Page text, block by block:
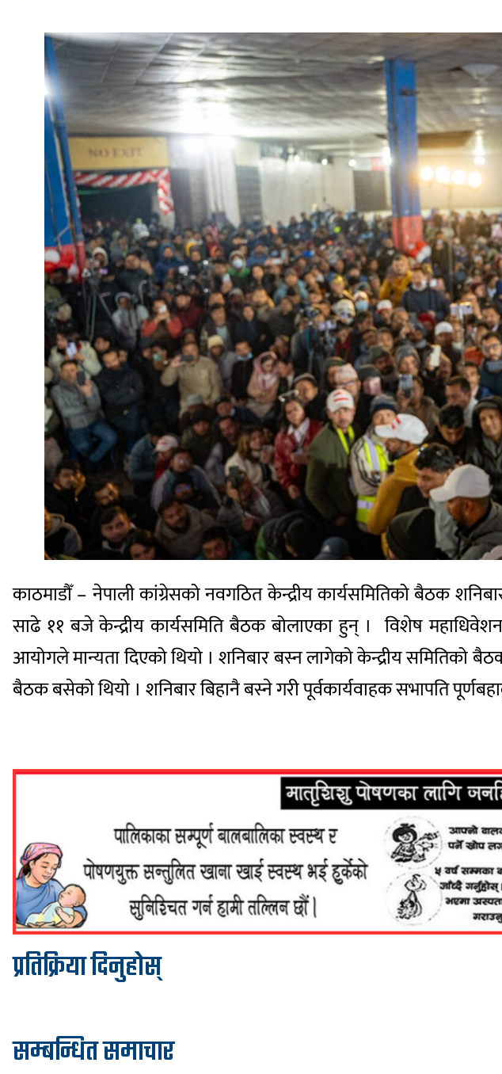
काठमाडौँ – नेपाली कांग्रेसको नवगठित केन्द्रीय कार्यसमितिको बैठक
साढे ११ बजे केन्द्रीय कार्यसमिति बैठक बोलाएका हुन् । विशेष
आयोगले मान्यता दिएको थियो । शनिबार बस्न लागेको केन्द्रीय समितिको
बैठक बसेको थियो । शनिबार बिहानै बस्ने गरी पूर्वकार्यवाहक सभापति
प्रतिक्रिया दिनुहोस्
सम्बन्धित समाचार